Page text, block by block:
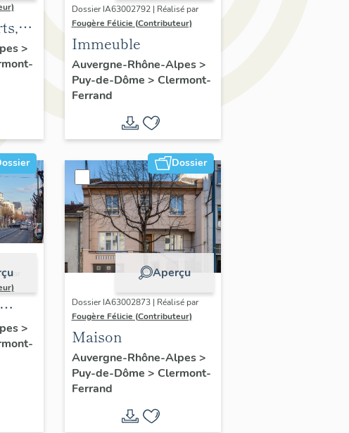
>
Dossier IA63002792 | Réalisé par
Fougère Félicie (Contributeur)
Immeuble
Auvergne-Rhône-Alpes>
Puy-de-Dôme > Clermont-
Ferrand
par
>
Dossier
Aperçu
Dossier IA63002873 | Réalisé par
Fougère Félicie (Contributeur)
Maison
Auvergne-Rhône-Alpes>
Puy-de-Dôme > Clermont-
Ferrand